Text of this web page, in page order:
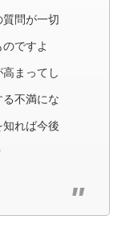
問が一切
ですよ
まってし
る不満にな
れば今後